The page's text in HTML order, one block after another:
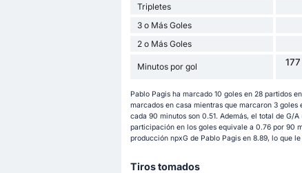
Tripletes
3 o Más Goles
2 o Más Goles
Minutos por gol
Pablo Pagis ha marcado 10 goles en 28 partidos
marcados en casa mientras que marcaron 3
cada 90 minutos son 0.51. Además, el total de G/
participación en los goles equivale a 0.76 por 90
producción npxG de Pablo Pagis en 8.89, lo que
Tiros tomados